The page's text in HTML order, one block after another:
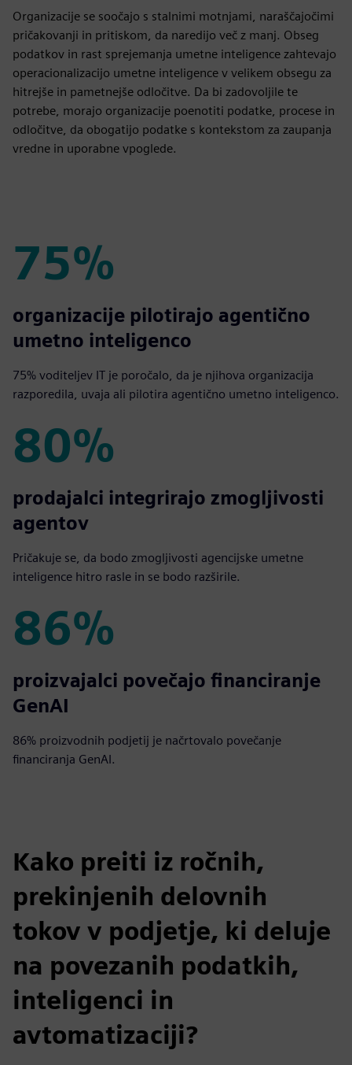
Organizacije se soočajo s stalnimi motnjami, naraščajočimi
pričakovanji in pritiskom, da naredijo več z manj. Obseg
podatkov in rast sprejemanja umetne inteligence zahtevajo
operacionalizacijo umetne inteligence v velikem obsegu za
hitrejše in pametnejše odločitve. Da bi zadovoljile te
potrebe, morajo organizacije poenotiti podatke, procese in
odločitve, da obogatijo podatke s kontekstom za zaupanja
vredne in uporabne vpoglede.
75%
75%
organizacije pilotirajo agentično
umetno inteligenco
75% voditeljev IT je poročalo, da je njihova organizacija
razporedila, uvaja ali pilotira agentično umetno inteligenco.
80%
80%
prodajalci integrirajo zmogljivosti
agentov
Pričakuje se, da bodo zmogljivosti agencijske umetne
inteligence hitro rasle in se bodo razširile.
86%
86%
proizvajalci povečajo financiranje
GenAI
86% proizvodnih podjetij je načrtovalo povečanje
financiranja GenAI.
Kako preiti iz ročnih,
prekinjenih delovnih
tokov v podjetje, ki deluje
na povezanih podatkih,
inteligenci in
avtomatizaciji?